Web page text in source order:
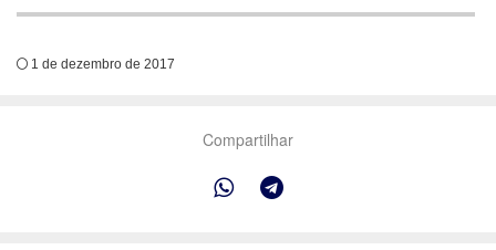
1 de dezembro de 2017
Compartilhar